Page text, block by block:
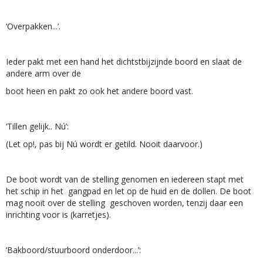
‘Overpakken...’.
Ieder pakt met een hand het dichtstbijzijnde boord en slaat de
andere arm over de
boot heen en pakt zo ook het andere boord vast.
‘Tillen gelijk.. Nú’:
(Let op!, pas bij Nú wordt er getild. Nooit daarvoor.)
De boot wordt van de stelling genomen en iedereen stapt met
het schip in het gangpad en let op de huid en de dollen. De boot
mag nooit over de stelling geschoven worden, tenzij daar een
inrichting voor is (karretjes).
‘Bakboord/stuurboord onderdoor...’: